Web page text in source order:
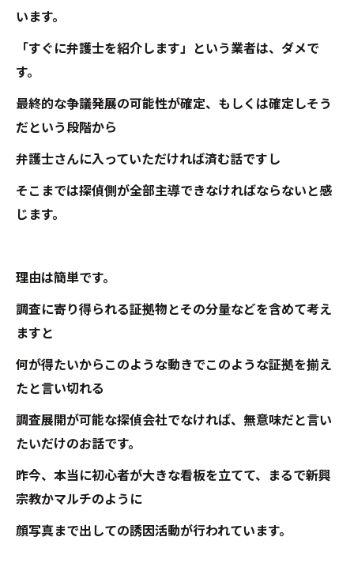
います。
「すぐに弁護士を紹介します」という業者は、ダメで
す。
最終的な争議発展の可能性が確定、もしくは確定しそう
だという段階から
弁護士さんに入っていただければ済む話ですし
そこまでは探偵側が全部主導できなければならないと感
じます。
理由は簡単です。
調査に寄り得られる証拠物とその分量などを含めて考え
ますと
何が得たいからこのような動きでこのような証拠を揃え
たと言い切れる
調査展開が可能な探偵会社でなければ、無意味だと言い
たいだけのお話です。
昨今、本当に初心者が大きな看板を立てて、まるで新興
宗教かマルチのように
顔写真まで出しての誘因活動が行われています。